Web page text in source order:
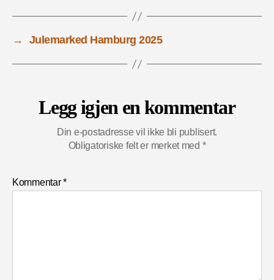
c
e
b
o
k
tt
er
ail
→ Julemarked Hamburg 2025
Legg igjen en kommentar
Din e-postadresse vil ikke bli publisert.
Obligatoriske felt er merket med *
Kommentar*